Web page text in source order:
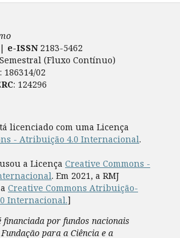
e-ISSN2183-5462
Semestral (Fluxo Contínuo)
: 186314/02
: 124296
licenciado com uma Licença
- Atribuição 4.0 Internacional.
a Licença Creative Commons -
. Em 2021, a RMJ
Creative Commons Atribuição-
Internacional.]
financiada por fundos nacionais
para a Ciência e a